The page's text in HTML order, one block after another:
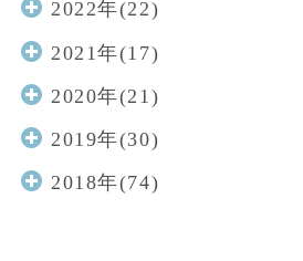
2022年(22)
2021年(17)
2020年(21)
2019年(30)
2018年(74)